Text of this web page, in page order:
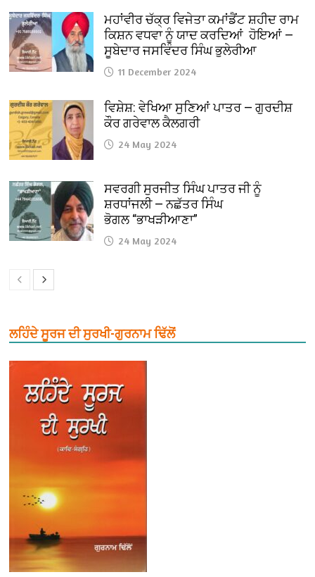
ਮਹਾਂਵੀਰ ਚੱਕ੍ਰ ਵਿਜੇਤਾ ਕਮਾਂਡੈਂਟ ਸ਼ਹੀਦ ਰਾਮ
ਕਿਸ਼ਨ ਵਧਵਾ ਨੂੰ ਯਾਦ ਕਰਦਿਆਂ ਹੋਇਆਂ —
ਸੂਬੇਦਾਰ ਜਸਵਿੰਦਰ ਸਿੰਘ ਭੁਲੇਰੀਆ
11 December 2024
ਵਿਸ਼ੇਸ਼: ਵੇਖਿਆ ਸੁਣਿਆਂ ਪਾਤਰ — ਗੁਰਦੀਸ਼
ਕੌਰ ਗਰੇਵਾਲ ਕੈਲਗਰੀ
24 May 2024
ਸਵਰਗੀ ਸੁਰਜੀਤ ਸਿੰਘ ਪਾਤਰ ਜੀ ਨੂੰ
ਸ਼ਰਧਾਂਜਲੀ — ਨਛੱਤਰ ਸਿੰਘ
ਭੋਗਲ “ਭਾਖੜੀਆਣਾ”
24 May 2024
ਲਹਿੰਦੇ ਸੂਰਜ ਦੀ ਸੁਰਖੀ-ਗੁਰਨਾਮ ਢਿੱਲੋਂ